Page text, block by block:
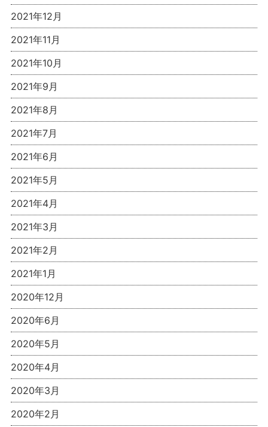
2021年12月
2021年11月
2021年10月
2021年9月
2021年8月
2021年7月
2021年6月
2021年5月
2021年4月
2021年3月
2021年2月
2021年1月
2020年12月
2020年6月
2020年5月
2020年4月
2020年3月
2020年2月